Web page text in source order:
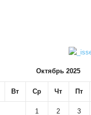
Октябрь 2025
Вт Ср Чт Пт
1 2 3